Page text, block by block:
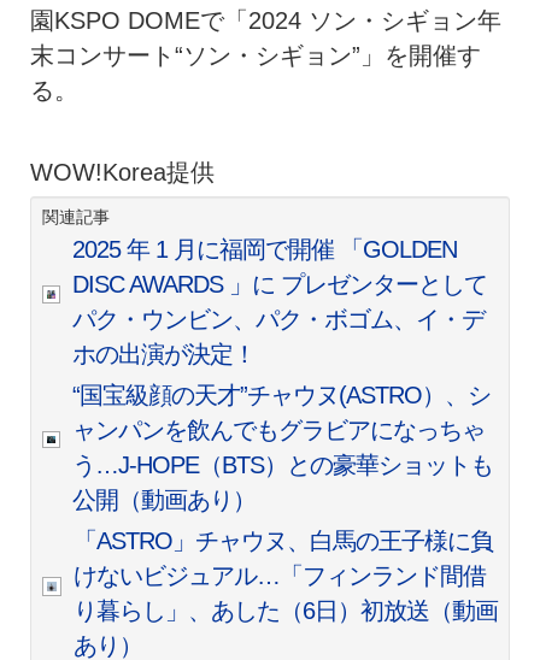
園KSPO DOMEで「2024 ソン・シギョン年
末コンサート“ソン・シギョン”」を開催す
る。
WOW!Korea提供
関連記事
2025 年 1 月に福岡で開催 「GOLDEN
DISC AWARDS 」に プレゼンターとして
パク・ウンビン、パク・ボゴム、イ・デ
ホの出演が決定！
“国宝級顔の天才”チャウヌ(ASTRO）、シ
ャンパンを飲んでもグラビアになっちゃ
う…J-HOPE（BTS）との豪華ショットも
公開（動画あり）
「ASTRO」チャウヌ、白馬の王子様に負
けないビジュアル…「フィンランド間借
り暮らし」、あした（6日）初放送（動画
あり）